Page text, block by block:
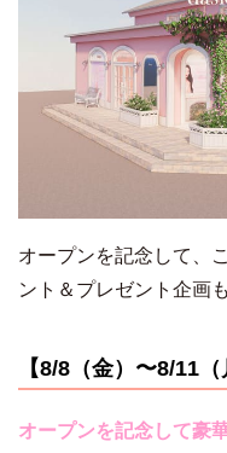
オープンを記念して、
ント＆プレゼント企画
【8/8（金）〜8/11
オープンを記念して豪